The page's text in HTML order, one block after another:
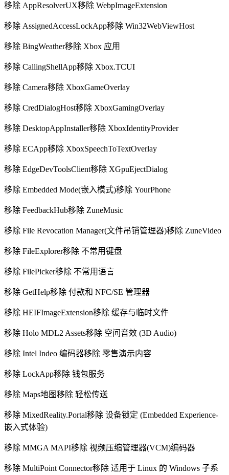
移除 AppResolverUX移除 WebpImageExtension
移除 AssignedAccessLockApp移除 Win32WebViewHost
移除 BingWeather移除 Xbox 应用
移除 CallingShellApp移除 Xbox.TCUI
移除 Camera移除 XboxGameOverlay
移除 CredDialogHost移除 XboxGamingOverlay
移除 DesktopAppInstaller移除 XboxIdentityProvider
移除 ECApp移除 XboxSpeechToTextOverlay
移除 EdgeDevToolsClient移除 XGpuEjectDialog
移除 Embedded Mode(嵌入模式)移除 YourPhone
移除 FeedbackHub移除 ZuneMusic
移除 File Revocation Manager(文件吊销管理器)移除 ZuneVideo
移除 FileExplorer移除 不常用键盘
移除 FilePicker移除 不常用语言
移除 GetHelp移除 付款和 NFC/SE 管理器
移除 HEIFImageExtension移除 缓存与临时文件
移除 Holo MDL2 Assets移除 空间音效 (3D Audio)
移除 Intel Indeo 编码器移除 零售演示内容
移除 LockApp移除 钱包服务
移除 Maps地图移除 轻松传送
移除 MixedReality.Portal移除 设备锁定 (Embedded Experience-
嵌入式体验)
移除 MMGA MAPI移除 视频压缩管理器(VCM)编码器
移除 MultiPoint Connector移除 适用于 Linux 的 Windows 子系